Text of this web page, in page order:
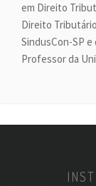
em Direito
Direito
SindusCon-SP e
Professor da